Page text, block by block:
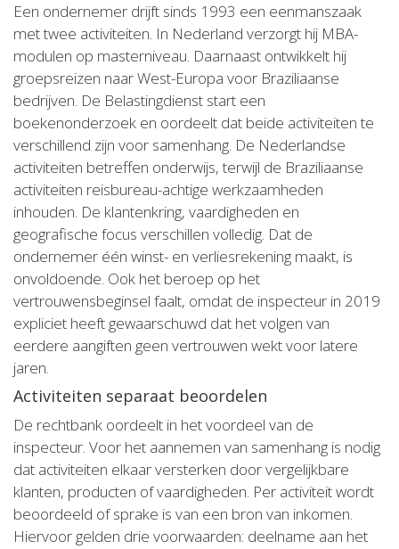
Een ondernemer drijft sinds 1993 een eenmanszaak
met twee activiteiten. In Nederland verzorgt hij MBA-
modulen op masterniveau. Daarnaast ontwikkelt hij
groepsreizen naar West-Europa voor Braziliaanse
bedrijven. De Belastingdienst start een
boekenonderzoek en oordeelt dat beide activiteiten te
verschillend zijn voor samenhang. De Nederlandse
activiteiten betreffen onderwijs, terwijl de Braziliaanse
activiteiten reisbureau-achtige werkzaamheden
inhouden. De klantenkring, vaardigheden en
geografische focus verschillen volledig. Dat de
ondernemer één winst- en verliesrekening maakt, is
onvoldoende. Ook het beroep op het
vertrouwensbeginsel faalt, omdat de inspecteur in 2019
expliciet heeft gewaarschuwd dat het volgen van
eerdere aangiften geen vertrouwen wekt voor latere
jaren.
Activiteiten separaat beoordelen
De rechtbank oordeelt in het voordeel van de
inspecteur. Voor het aannemen van samenhang is nodig
dat activiteiten elkaar versterken door vergelijkbare
klanten, producten of vaardigheden. Per activiteit wordt
beoordeeld of sprake is van een bron van inkomen.
Hiervoor gelden drie voorwaarden: deelname aan het